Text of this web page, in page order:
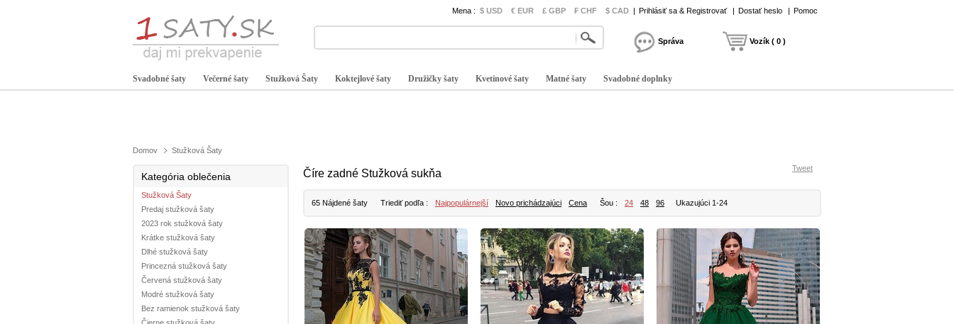
Mena : $ USD € EUR £ GBP ₣ CHF $ CAD | Prihlásiť sa & Registrovať | Dostať heslo | Pomoc
Správa Vozík ( 0 )
Svadobné šaty Večerné šaty Stužková Šaty Koktejlové šaty Družičky šaty Kvetinové šaty Matné šaty Svadobné doplnky
Domov Stužková Šaty
Kategória oblečenia
Stužková Šaty
Predaj stužková šaty
2023 rok stužková šaty
Krátke stužková šaty
Dlhé stužková šaty
Princezná stužková šaty
Červená stužková šaty
Modré stužková šaty
Bez ramienok stužková šaty
Číre zadné Stužková sukňa Tweet
65 Nájdené šaty Triediť podľa : Najpopulárnejší Novo prichádzajúci Cena Šou : 24 48 96 Ukazujúci 1-24